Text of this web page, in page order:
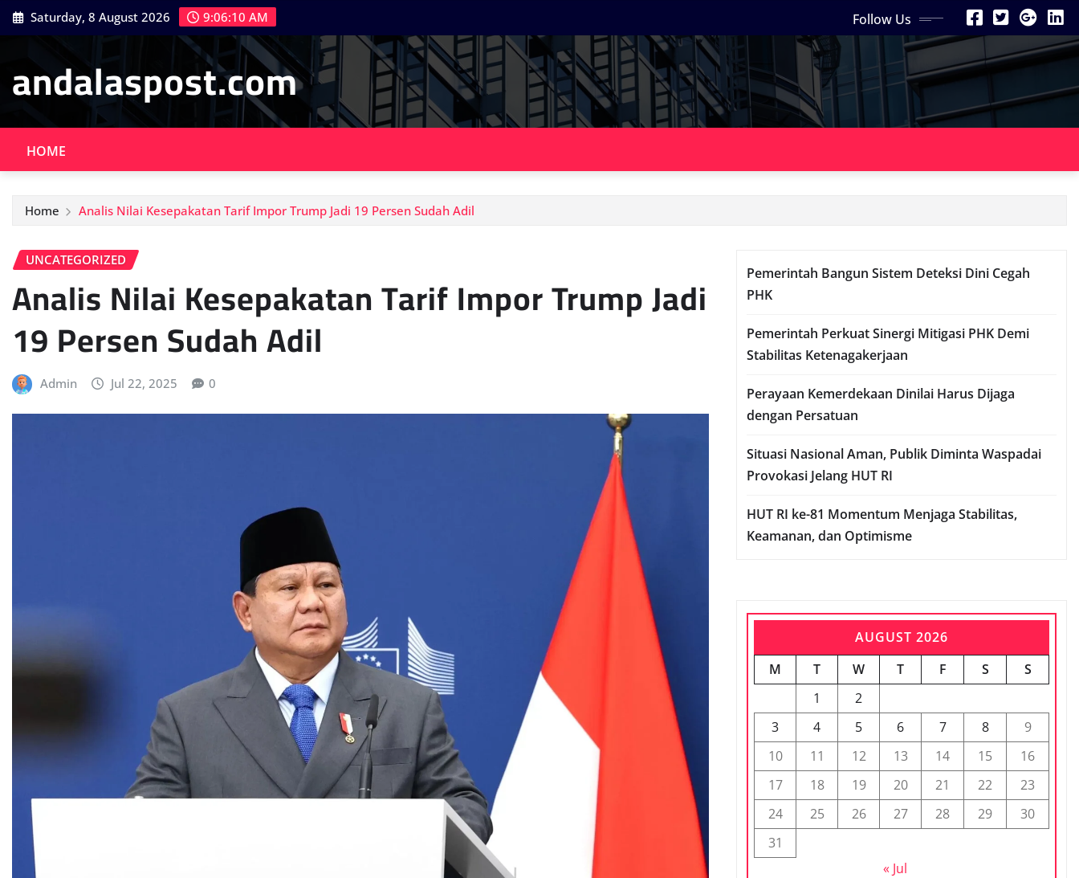
Skip
to
Saturday, 8 August 2026 9:06:12 AM Follow Us
andalaspost.com
HOME
Home Analis Nilai Kesepakatan Tarif Impor Trump Jadi 19 Persen Sudah Adil
UNCATEGORIZED
Analis Nilai Kesepakatan Tarif Impor Trump Jadi
19 Persen Sudah Adil
Admin Jul 22, 2025 0
Pemerintah Bangun Sistem Deteksi Dini Cegah
PHK
Pemerintah Perkuat Sinergi Mitigasi PHK Demi
Stabilitas Ketenagakerjaan
Perayaan Kemerdekaan Dinilai Harus Dijaga
dengan Persatuan
Situasi Nasional Aman, Publik Diminta Waspadai
Provokasi Jelang HUT RI
HUT RI ke-81 Momentum Menjaga Stabilitas,
Keamanan, dan Optimisme
AUGUST 2026
M
T W T F S
S
1
2
3
4 5 6 7 8
9
10
11 12 13 14 15
16
17
18 19 20 21 22
23
24
25 26 27 28 29
30
31
« Jul